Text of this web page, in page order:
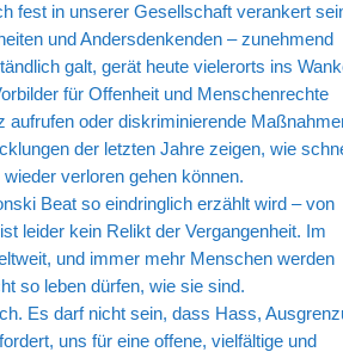
fest in unserer Gesellschaft verankert
und Andersdenkenden – zunehmend
galt, gerät heute vielerorts ins
für Offenheit und Menschenrechte
aufrufen oder diskriminierende
der letzten Jahre zeigen, wie
verloren gehen können.
Beat so eindringlich erzählt wird – von
leider kein Relikt der Vergangenheit. Im
und immer mehr Menschen werden
so leben dürfen, wie sie sind.
Es darf nicht sein, dass Hass,
uns für eine offene, vielfältige und